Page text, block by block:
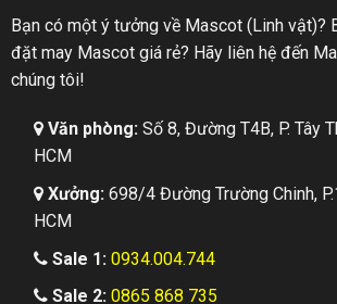
Bạn có một ý tưởng về Mascot (Linh vật)?
đặt may Mascot giá rẻ? Hãy liên hệ đến
chúng tôi!
Văn phòng:Số 8, Đường T4B, P. Tây
HCM
Xưởng:698/4 Đường Trường Chinh,
HCM
Sale 1: 0934.004.744
Sale 2: 0865 868 735